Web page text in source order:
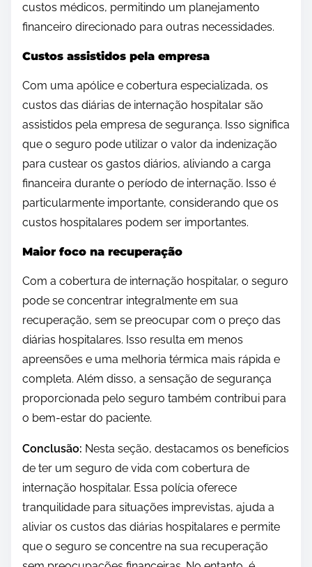
custos médicos, permitindo um planejamento
financeiro direcionado para outras necessidades.
Custos assistidos pela empresa
Com uma apólice e cobertura especializada, os
custos das diárias de internação hospitalar são
assistidos pela empresa de segurança. Isso significa
que o seguro pode utilizar o valor da indenização
para custear os gastos diários, aliviando a carga
financeira durante o período de internação. Isso é
particularmente importante, considerando que os
custos hospitalares podem ser importantes.
Maior foco na recuperação
Com a cobertura de internação hospitalar, o seguro
pode se concentrar integralmente em sua
recuperação, sem se preocupar com o preço das
diárias hospitalares. Isso resulta em menos
apreensões e uma melhoria térmica mais rápida e
completa. Além disso, a sensação de segurança
proporcionada pelo seguro também contribui para
o bem-estar do paciente.
Conclusão: Nesta seção, destacamos os benefícios
de ter um seguro de vida com cobertura de
internação hospitalar. Essa polícia oferece
tranquilidade para situações imprevistas, ajuda a
aliviar os custos das diárias hospitalares e permite
que o seguro se concentre na sua recuperação